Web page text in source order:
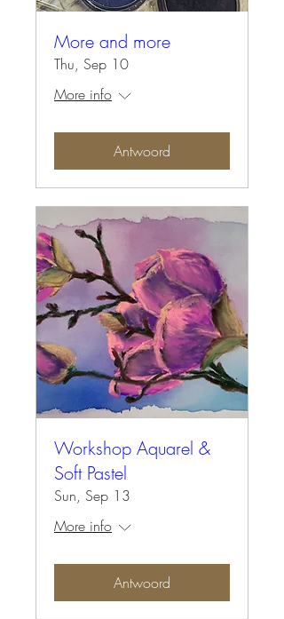
More and more
Thu, Sep 10
More info
Antwoord
Workshop Aquarel &
Soft Pastel
Sun, Sep 13
More info
Antwoord